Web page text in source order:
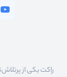
راکت یکی از